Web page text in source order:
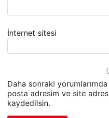
İnternet sitesi
Daha sonraki yorumlarımda
posta adresim ve site
kaydedilsin.